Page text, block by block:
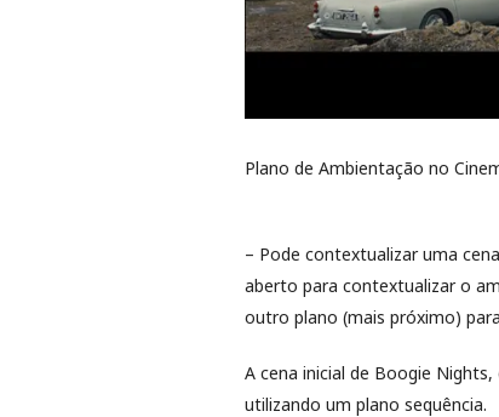
Plano de Ambientação no
– Pode contextualizar uma
aberto para contextualizar o
outro plano (mais próximo)
A cena inicial de Boogie Nights,
utilizando um plano sequência.